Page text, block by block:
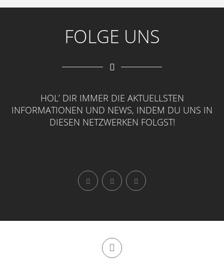
FOLGE UNS
HOL’ DIR IMMER DIE AKTUELLSTEN
INFORMATIONEN UND NEWS, INDEM DU UNS IN
DIESEN NETZWERKEN FOLGST!